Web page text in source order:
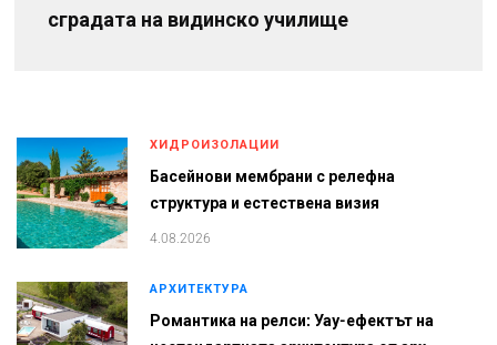
сградата на видинско училище
ХИДРОИЗОЛАЦИИ
Басейнови мембрани с релефна
структура и естествена визия
4.08.2026
АРХИТЕКТУРА
Романтика на релси: Уау-ефектът на